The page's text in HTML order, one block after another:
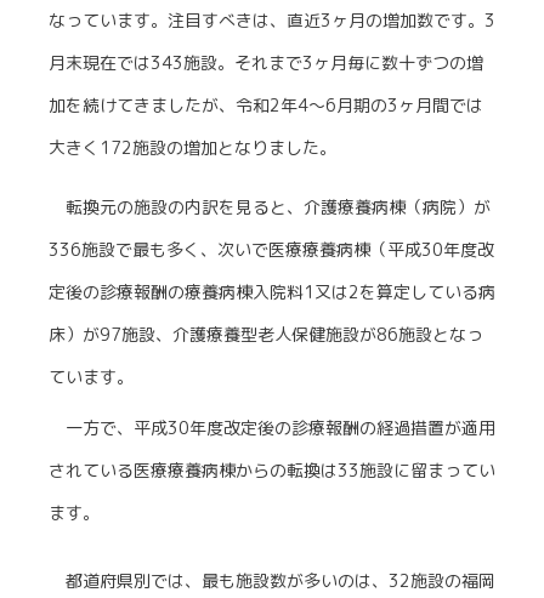
なっています。注目すべきは、直近3ヶ月の増加数です。3
月末現在では343施設。それまで3ヶ月毎に数十ずつの増
加を続けてきましたが、令和2年4～6月期の3ヶ月間では
大きく172施設の増加となりました。
転換元の施設の内訳を見ると、介護療養病棟（病院）が
336施設で最も多く、次いで医療療養病棟（平成30年度改
定後の診療報酬の療養病棟入院料1又は2を算定している病
床）が97施設、介護療養型老人保健施設が86施設となっ
ています。
一方で、平成30年度改定後の診療報酬の経過措置が適用
されている医療療養病棟からの転換は33施設に留まってい
ます。
都道府県別では、最も施設数が多いのは、32施設の福岡